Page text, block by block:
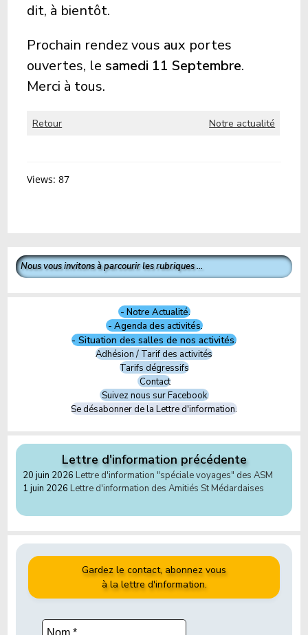
dit, à bientôt.
Prochain rendez vous aux portes
ouvertes, lesamedi 11 Septembre.
Merci à tous.
Retour Notre actualité
Views: 87
Nous vous invitons à parcourir les rubriques ...
- Notre Actualité.
- Agenda des activités.
- Situation des salles de nos activités.
Adhésion / Tarif des activités
Tarifs dégressifs
Contact
Suivez nous sur Facebook.
Se désabonner de la Lettre d'information.
Lettre d'information précédente
20 juin 2026 Lettre d'information "spéciale voyages" des ASM
1 juin 2026 Lettre d'information des Amitiés St Médardaises
Gardez le contact, abonnez vous
à la lettre d'information.